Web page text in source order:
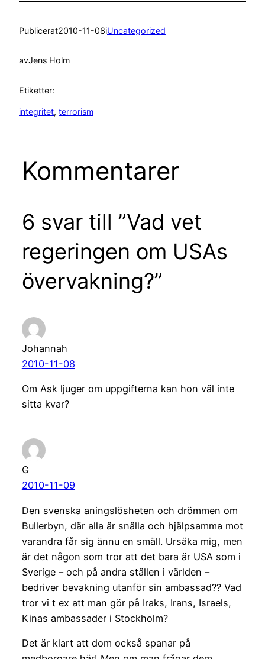
Publicerat2010-11-08iUncategorized
avJens Holm
Etiketter:
integritet, terrorism
Kommentarer
6 svar till ”Vad vet
regeringen om USAs
övervakning?”
Johannah
2010-11-08
Om Ask ljuger om uppgifterna kan hon väl inte
sitta kvar?
G
2010-11-09
Den svenska aningslösheten och drömmen om
Bullerbyn, där alla är snälla och hjälpsamma mot
varandra får sig ännu en smäll. Ursäka mig, men
är det någon som tror att det bara är USA som i
Sverige – och på andra ställen i världen –
bedriver bevakning utanför sin ambassad?? Vad
tror vi t ex att man gör på Iraks, Irans, Israels,
Kinas ambassader i Stockholm?
Det är klart att dom också spanar på